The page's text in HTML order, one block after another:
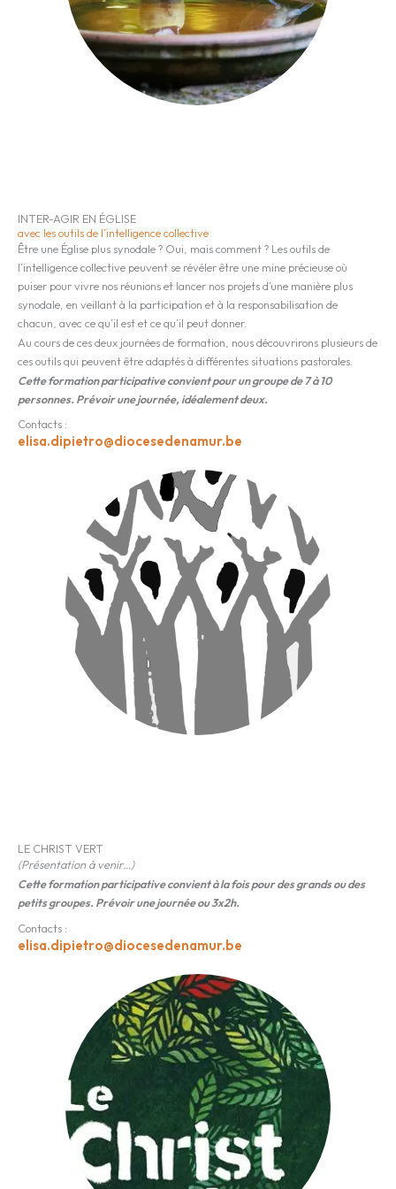
INTER-AGIR EN ÉGLISE
avec les outils de l’intelligence collective
Être une Église plus synodale ? Oui, mais comment ? Les outils de
l’intelligence collective peuvent se révéler être une mine précieuse où
puiser pour vivre nos réunions et lancer nos projets d’une manière plus
synodale, en veillant à la participation et à la responsabilisation de
chacun, avec ce qu’il est et ce qu’il peut donner.
Au cours de ces deux journées de formation, nous découvrirons plusieurs de
ces outils qui peuvent être adaptés à différentes situations pastorales.
Cette formation participative convient pour un groupe de 7 à 10
personnes. Prévoir une journée, idéalement deux.
Contacts :
elisa.dipietro@diocesedenamur.be
LE CHRIST VERT
(Présentation à venir…)
Cette formation participative convient à la fois pour des grands ou des
petits groupes. Prévoir une journée ou 3x2h.
Contacts :
elisa.dipietro@diocesedenamur.be